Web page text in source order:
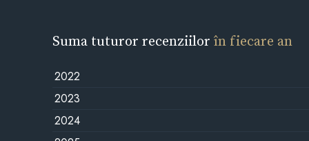
Suma tuturor recenziilorîn fiecare an
2022
2023
2024